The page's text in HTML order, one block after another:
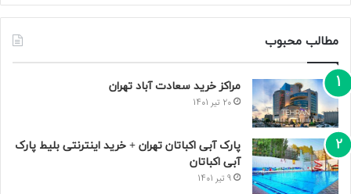
مطالب محبوب
مراکز خرید سعادت‌ آباد تهران
20 تیر 1401
پارک آبی اکباتان تهران + خرید اینترنتی بلیط پارک
آبی اکباتان
9 تیر 1401